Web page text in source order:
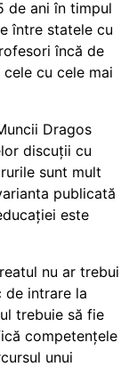
de ani în timpul
între statele cu
încă de
cu cele mai
Dragos
discuții cu
sunt mult
publicată
este
nu ar trebui
intrare la
trebuie să fie
competențele
unui